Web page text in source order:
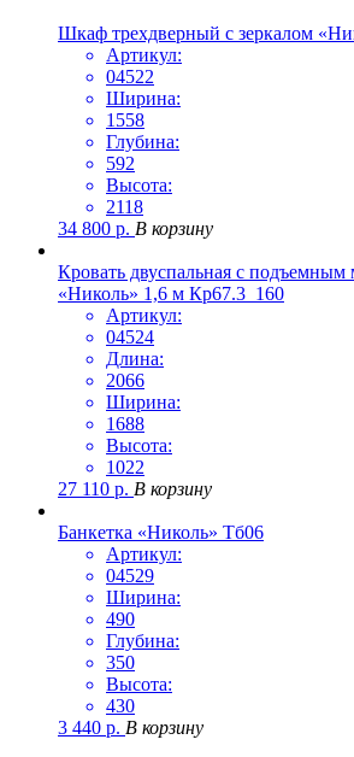
Шкаф трехдверный с зеркалом
Артикул:
04522
Ширина:
1558
Глубина:
592
Высота:
2118
34 800 р. В корзину
Кровать двуспальная с подъемным
«Николь» 1,6 м Кр67.3_160
Артикул:
04524
Длина:
2066
Ширина:
1688
Высота:
1022
27 110 р. В корзину
Банкетка «Николь» Тб06
Артикул:
04529
Ширина:
490
Глубина:
350
Высота:
430
3 440 р. В корзину